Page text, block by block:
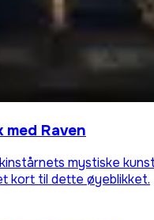
med Raven
mystiske
kort til dette øyeblikket.